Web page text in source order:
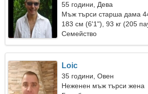
55 години, Дева
Мъж търси старша дама
183 см (6'1"), 93 кг (205
Семейство
Loic
35 години, Овен
Неженен мъж търси жена